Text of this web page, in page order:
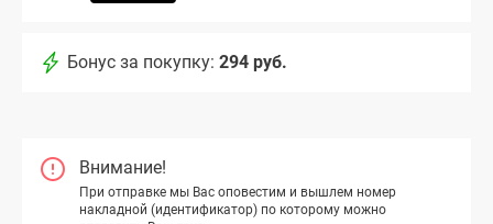
Бонус за покупку: 294 руб.
Внимание!
При отправке мы Вас оповестим и вышлем номер
накладной (идентификатор) по которому можно